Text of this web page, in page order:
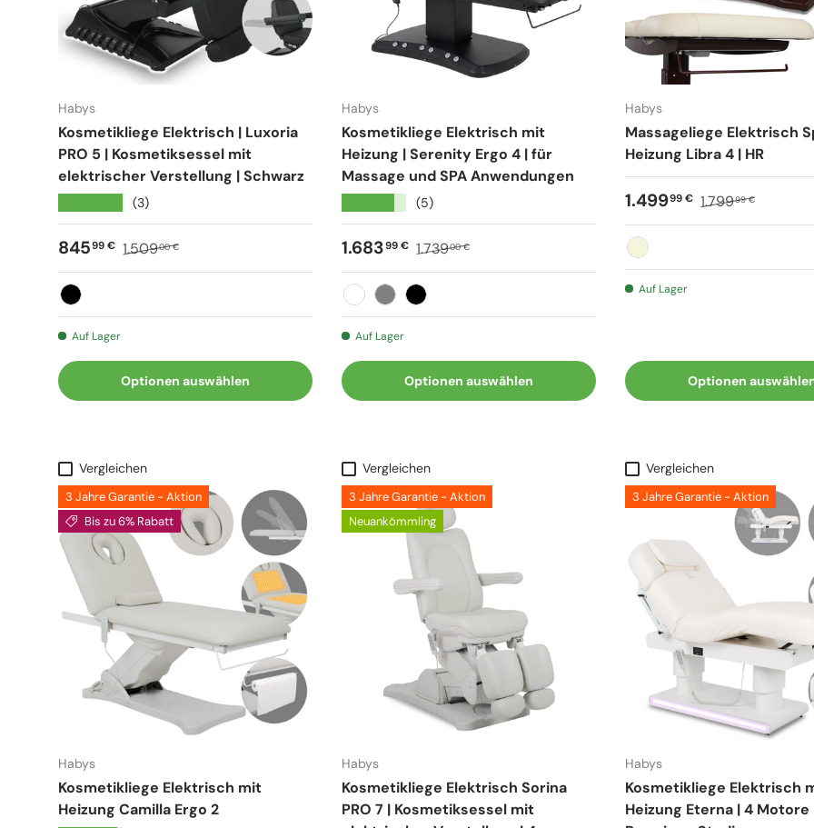
Habys
Kosmetikliege Elektrisch | Luxoria
PRO 5 | Kosmetiksessel mit
elektrischer Verstellung | Schwarz
(3)
Verkaufspreis
84599 € Normaler Preis
1.50900 €
Schwarz
Auf Lager
Optionen auswählen
Habys
Kosmetikliege Elektrisch mit
Heizung | Serenity Ergo 4 | für
Massage und SPA Anwendungen
(5)
Verkaufspreis
1.68399 € Normaler Preis
1.73900 €
WeißGrauSchwarz
Auf Lager
Optionen auswählen
Habys
Massageliege Elektrisch
Heizung Libra 4 | HR
Verkaufspreis
1.49999 € Normaler Preis
1.79999 €
Beige
Auf Lager
Optionen
Vergleichen
3 Jahre Garantie - Aktion
Bis zu 6% Rabatt
Habys
Kosmetikliege Elektrisch mit
Heizung Camilla Ergo 2
Vergleichen
3 Jahre Garantie - Aktion
Neuankömmling
Habys
Kosmetikliege Elektrisch Sorina
PRO 7 | Kosmetiksessel mit
Vergleichen
3 Jahre Garantie - Aktion
Habys
Kosmetikliege Elektrisch
Heizung Eterna | 4 Motore